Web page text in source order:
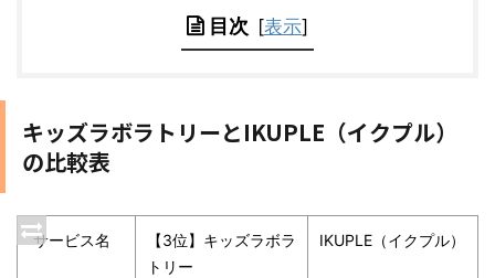
目次 [表示]
キッズラボラトリーとIKUPLE（イクプル）
の比較表
サービス名
【3位】キッズラボラ
トリー
IKUPLE（イクプル）